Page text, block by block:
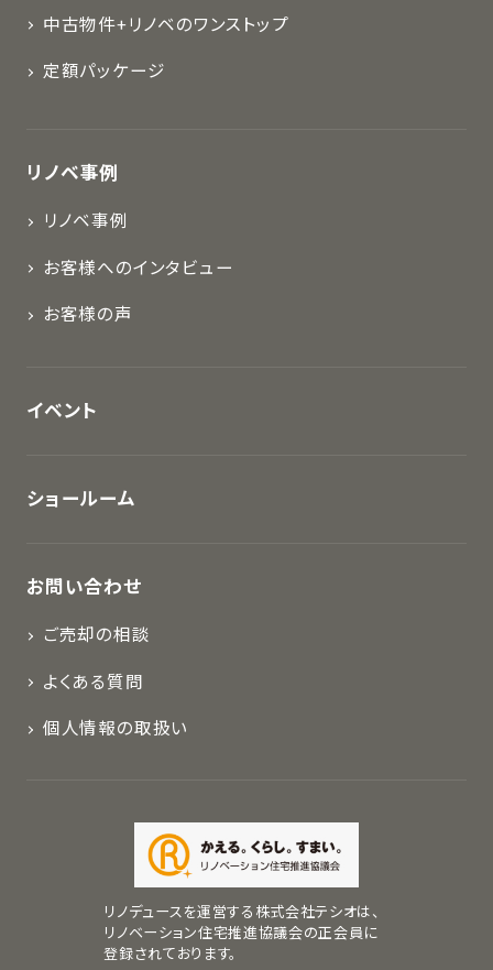
中古物件+リノベのワンストップ
定額パッケージ
リノベ事例
リノベ事例
お客様へのインタビュー
お客様の声
イベント
ショールーム
お問い合わせ
ご売却の相談
よくある質問
個人情報の取扱い
リノデュースを運営する株式会社テシオは、
リノベーション住宅推進協議会の正会員に
登録されております。